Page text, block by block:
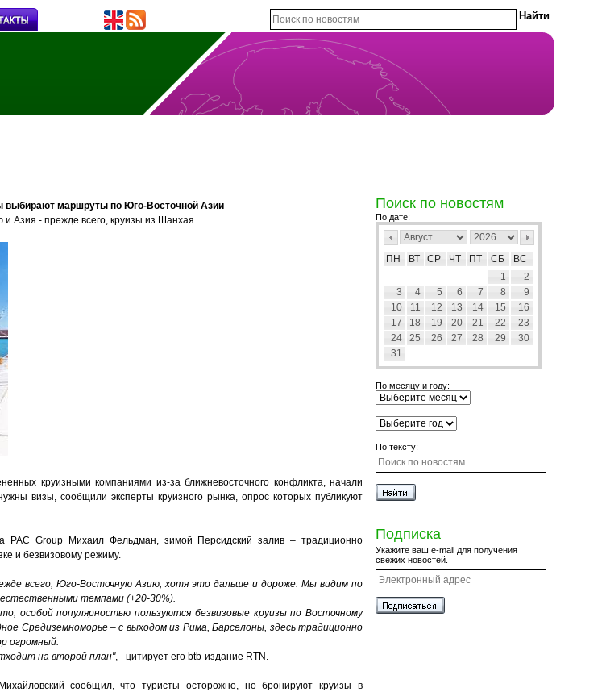
выбирают маршруты по Юго-Восточной Азии
Азия - прежде всего, круизы из Шанхая
круизными компаниями из-за ближневосточного конфликта, начали
визы, сообщили эксперты круизного рынка, опрос которых публикуют
PAC Group Михаил Фельдман, зимой Персидский залив – традиционно
и безвизовому режиму.
всего, Юго-Восточную Азию, хотя это дальше и дороже. Мы видим по
темпами (+20-30%).
особой популярностью пользуются безвизовые круизы по Восточному
Средиземноморье – с выходом из Рима, Барселоны, здесь традиционно
огромный.
на второй план", - цитирует его btb-издание RTN.
сообщил, что туристы осторожно, но бронируют круизы в
Поиск по новостям
По дате:
ПН ВТ СР ЧТ ПТ СБ
ВС
1
2
3
4 5 6 7 8
9
10
11 12 13 14 15
16
17
18 19 20 21 22
23
24
25 26 27 28 29
30
31
По месяцу и году:
По тексту:
Подписка
Укажите ваш e-mail для получения
свежих новостей.